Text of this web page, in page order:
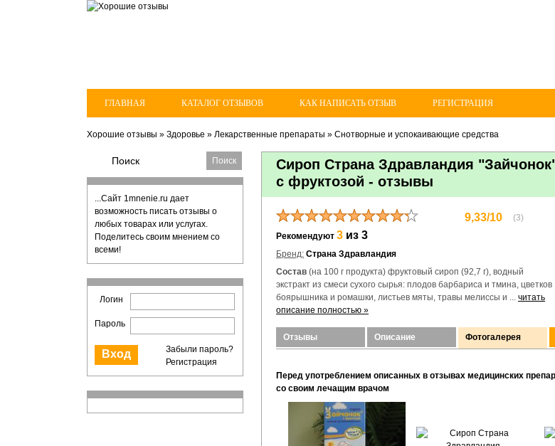
ГЛАВНАЯ КАТАЛОГ ОТЗЫВОВ КАК НАПИСАТЬ ОТЗЫВ РЕГИСТРАЦИЯ
Хорошие отзывы » Здоровье » Лекарственные препараты » Снотворные и успокаивающие средства
...Сайт 1mnenie.ru дает
возможность писать отзывы о
любых товарах или услугах.
Поделитесь своим мнением со
всеми!
Логин
Пароль
Забыли пароль?
Регистрация
Сироп Страна Здравландия
с фруктозой - отзывы
9,33/10
(3)
Рекомендуют 3 из 3
Бренд: Страна Здравландия
Состав (на 100 г продукта) фруктовый сироп (92,7 г), водный
экстракт из смеси сухого сырья: плодов барбариса и тмина, цветков
боярышника и ромашки, листьев мяты, травы мелиссы и ... читать
описание полностью »
Отзывы Описание Фотогалерея
Перед употреблением описанных в отзывах медицинских
со своим лечащим врачом